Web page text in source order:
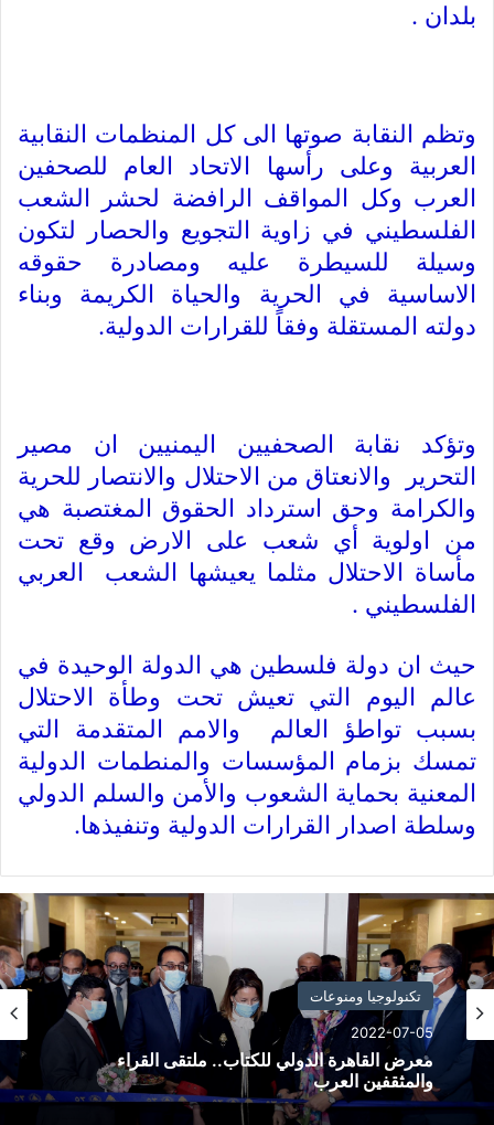
بلدان .
وتظم النقابة صوتها الى كل المنظمات النقابية
العربية وعلى رأسها الاتحاد العام للصحفين
العرب وكل المواقف الرافضة لحشر الشعب
الفلسطيني في زاوية التجويع والحصار لتكون
وسيلة للسيطرة عليه ومصادرة حقوقه
الاساسية في الحرية والحياة الكريمة وبناء
دولته المستقلة وفقاً للقرارات الدولية.
وتؤكد نقابة الصحفيين اليمنيين ان مصير
التحرير والانعتاق من الاحتلال والانتصار للحرية
والكرامة وحق استرداد الحقوق المغتصبة هي
من اولوية أي شعب على الارض وقع تحت
مأساة الاحتلال مثلما يعيشها الشعب العربي
الفلسطيني .
حيث ان دولة فلسطين هي الدولة الوحيدة في
عالم اليوم التي تعيش تحت وطأة الاحتلال
بسبب تواطؤ العالم والامم المتقدمة التي
تمسك بزمام المؤسسات والمنطمات الدولية
المعنية بحماية الشعوب والأمن والسلم الدولي
وسلطة اصدار القرارات الدولية وتنفيذها.
تكنولوجيا ومنوعات
2022-07-05
معرض القاهرة الدولي للكتاب.. ملتقى القراء
والمثقفين العرب